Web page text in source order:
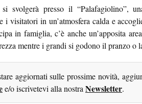
si svolgerà presso il “Palafagiolino”,
i visitatori in un’atmosfera calda e
in famiglia, c’è anche un’apposita
mentre i grandi si godono il pranzo o
aggiornati sulle prossime novità,
e/o iscrivetevi alla nostraNewsletter.